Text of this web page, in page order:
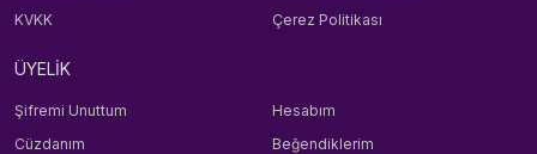
KVKK
Çerez Politikası
ÜYELİK
Şifremi Unuttum
Hesabım
Cüzdanım
Beğendiklerim